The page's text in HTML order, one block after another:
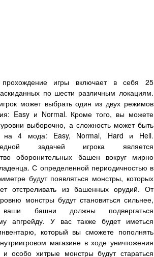
игры включает в себя 25
по шести различным локациям.
может выбрать один из двух режимов
Easy и Normal. Кроме того, вы можете
выборочно, а сложность может быть
на 4 мода: Easy, Normal, Hard и Hell.
задачей игрока является
оборонительных башен вокруг мирно
С определенной периодичностью в
будут появляться монстры, которых
отстреливать из башенных орудий. От
монстры будут становиться сильнее,
ваши башни должны подвергаться
апгрейду. У вас также будет иметься
который вы сможете пополнять
магазине в ходе уничтожения
особо хитрые монстры будут стараться